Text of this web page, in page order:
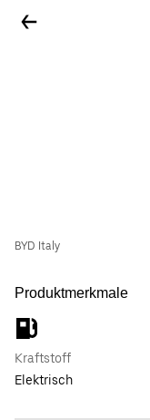
BYD Italy
Produktmerkmale
Kraftstoff
Elektrisch